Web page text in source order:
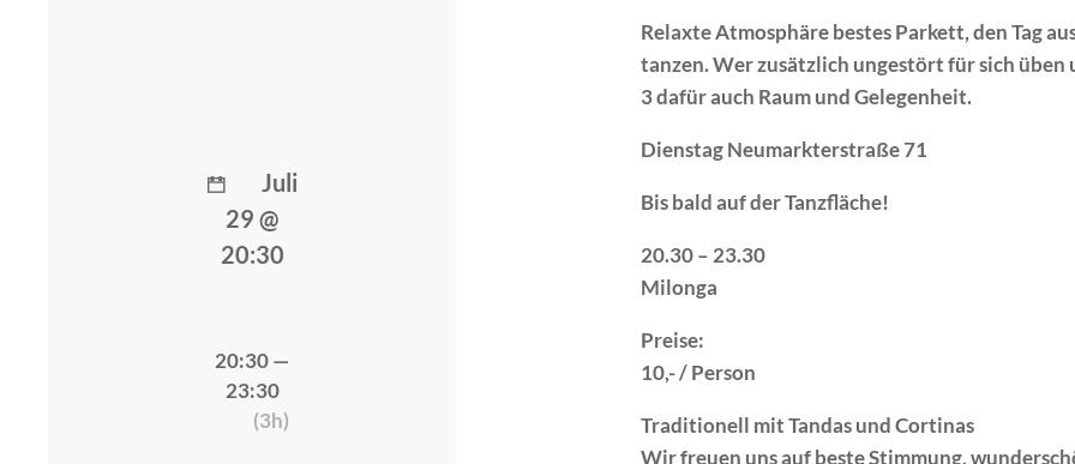
Relaxte Atmosphäre bestes Parkett, den Tag
tanzen. Wer zusätzlich ungestört für sich
3 dafür auch Raum und Gelegenheit.
DienstagNeumarkterstraße 71
Bis bald auf der Tanzfläche!
20.30 – 23.30
Milonga
Preise:
10,- / Person
Traditionell mit Tandas und Cortinas
Wir freuen uns auf beste Stimmung,
Juli
29 @
20:30
20:30 —
23:30
(3h)